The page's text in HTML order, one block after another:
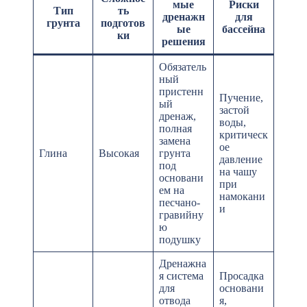
Тип
грунта
ть
подготов
ки
мые
дренажн
ые
решения
Риски
для
бассейна
Глина Высокая
Обязатель
ный
пристенн
ый
дренаж,
полная
замена
грунта
под
основани
ем на
песчано-
гравийну
ю
подушку
Пучение,
застой
воды,
критическ
ое
давление
на чашу
при
намокани
и
Дренажна
я система
для
отвода
Просадка
основани
я,